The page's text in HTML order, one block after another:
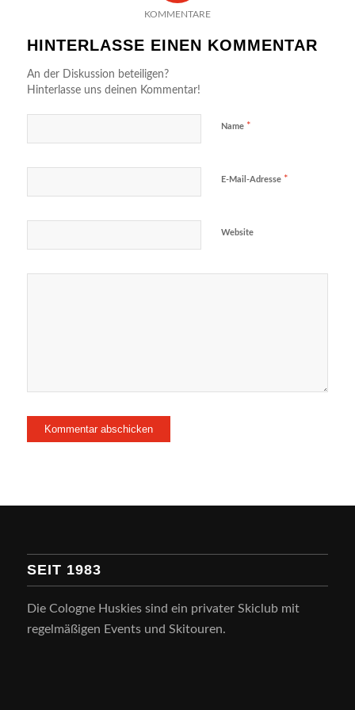
KOMMENTARE
HINTERLASSE EINEN KOMMENTAR
An der Diskussion beteiligen?
Hinterlasse uns deinen Kommentar!
Name *
E-Mail-Adresse *
Website
SEIT 1983
Die Cologne Huskies sind ein privater Skiclub mit
regelmäßigen Events und Skitouren.